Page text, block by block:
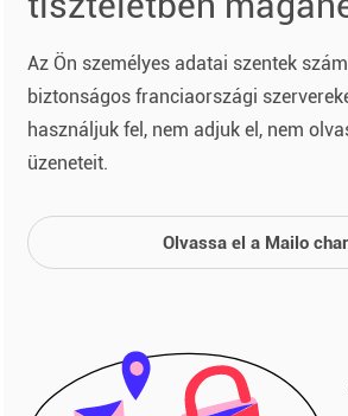
Az Ön személyes adatai szentek
biztonságos franciaországi
használjuk fel, nem adjuk el, nem
üzeneteit.
Olvassa el a Mailo